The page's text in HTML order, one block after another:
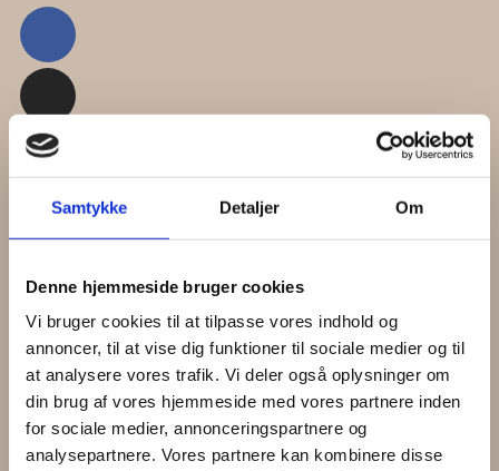
Samtykke Detaljer Om
Denne hjemmeside bruger cookies
Vi bruger cookies til at tilpasse vores indhold og
annoncer, til at vise dig funktioner til sociale medier og til
at analysere vores trafik. Vi deler også oplysninger om
din brug af vores hjemmeside med vores partnere inden
for sociale medier, annonceringspartnere og
analysepartnere. Vores partnere kan kombinere disse
Facebook
Instagram
0
Kurv
Hårspænder
/ /
Hårnåle / klemmer
/spænder/ Hårspænder